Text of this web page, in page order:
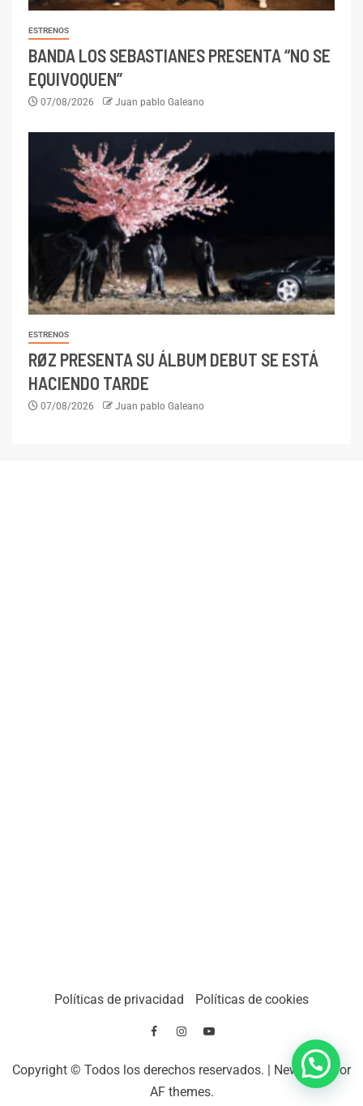
ESTRENOS
BANDA LOS SEBASTIANES PRESENTA “NO SE
EQUIVOQUEN”
07/08/2026 Juan pablo Galeano
ESTRENOS
RØZ PRESENTA SU ÁLBUM DEBUT SE ESTÁ
HACIENDO TARDE
07/08/2026 Juan pablo Galeano
Políticas de privacidad Políticas de cookies
Copyright © Todos los derechos reservados. | Newseverpor
AF themes.
Chatea con nosotros